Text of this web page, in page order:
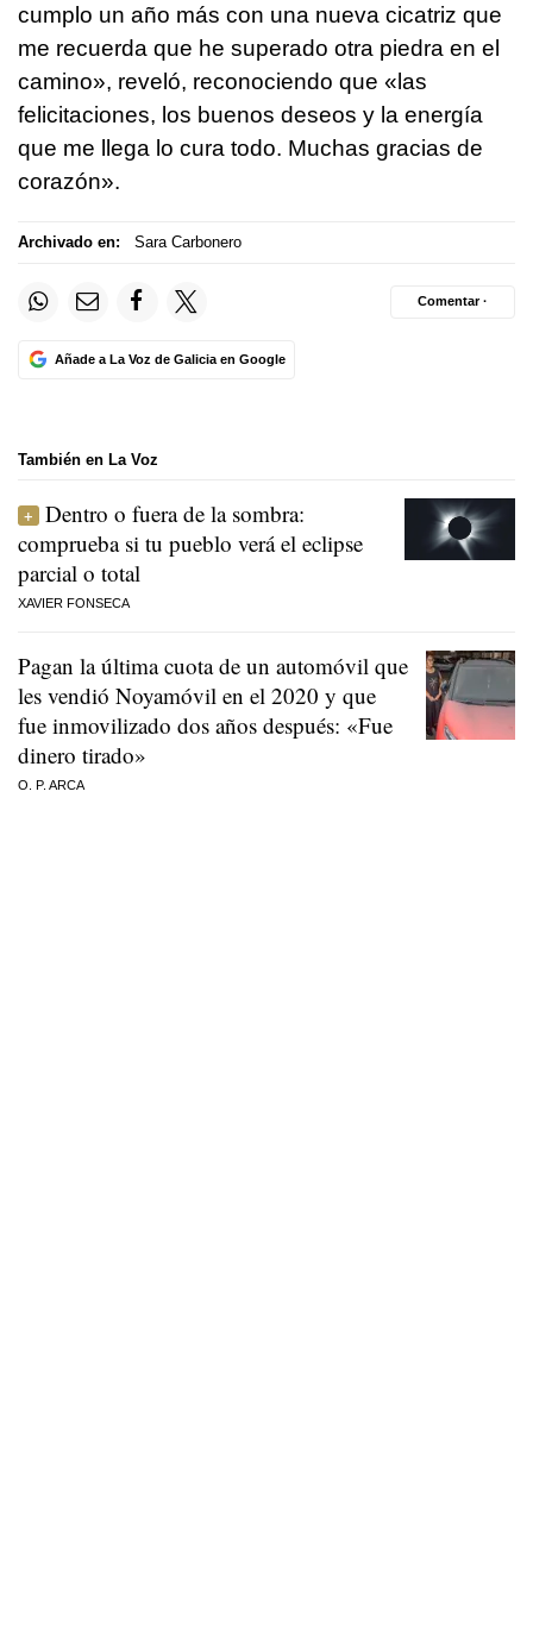
cumplo un año más con una nueva cicatriz que
me recuerda que he superado otra piedra en el
camino», reveló, reconociendo que «las
felicitaciones, los buenos deseos y la energía
que me llega lo cura todo. Muchas gracias de
corazón».
Archivado en: Sara Carbonero
Añade a La Voz de Galicia en Google
Comentar ·
También en La Voz
Dentro o fuera de la sombra:
comprueba si tu pueblo verá el eclipse
parcial o total
XAVIER FONSECA
Pagan la última cuota de un automóvil que
les vendió Noyamóvil en el 2020 y que
fue inmovilizado dos años después: «Fue
dinero tirado»
O. P. ARCA